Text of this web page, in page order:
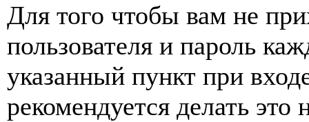
Для того чтобы вам не
пользователя и пароль
указанный пункт при
рекомендуется делать